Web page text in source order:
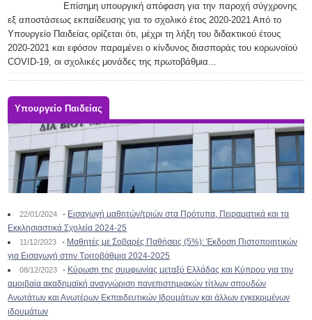
Επίσημη υπουργική απόφαση για την παροχή σύγχρονης
εξ αποστάσεως εκπαίδευσης για το σχολικό έτος 2020-2021 Από το
Υπουργείο Παιδείας ορίζεται ότι, μέχρι τη λήξη του διδακτικού έτους
2020-2021 και εφόσον παραμένει ο κίνδυνος διασποράς του κορωνοϊού
COVID-19, οι σχολικές μονάδες της πρωτοβάθμια...
Υπουργείο Παιδείας
22/01/2024 - Εισαγωγή μαθητών/τριών στα Πρότυπα, Πειραματικά και τα
Εκκλησιαστικά Σχολεία 2024-25
11/12/2023 - Μαθητές με Σοβαρές Παθήσεις (5%): Έκδοση Πιστοποιητικών
για Εισαγωγή στην Τριτοβάθμια 2024-2025
08/12/2023 - Κύρωση της συμφωνίας μεταξύ Ελλάδας και Κύπρου για την
αμοιβαία ακαδημαϊκή αναγνώριση πανεπιστημιακών τίτλων σπουδών
Ανωτάτων και Ανωτέρων Εκπαιδευτικών Ιδρυμάτων και άλλων εγκεκριμένων
ιδρυμάτων